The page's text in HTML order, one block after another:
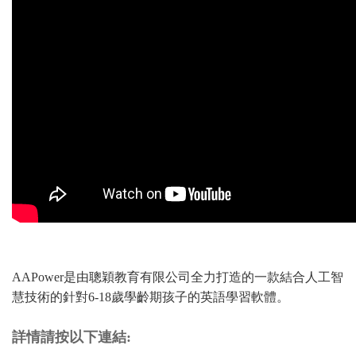
AAPower是由聰穎教育有限公司全力打造的一款結合人工智
慧技術的針對6-18歲學齡期孩子的英語學習軟體。
詳情請按以下連結: